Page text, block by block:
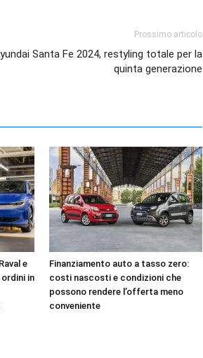
Prossimo articolo
Santa Fe 2024, restyling totale per la
quinta generazione
e
in
Finanziamento auto a tasso zero:
costi nascosti e condizioni che
possono rendere l’offerta meno
conveniente